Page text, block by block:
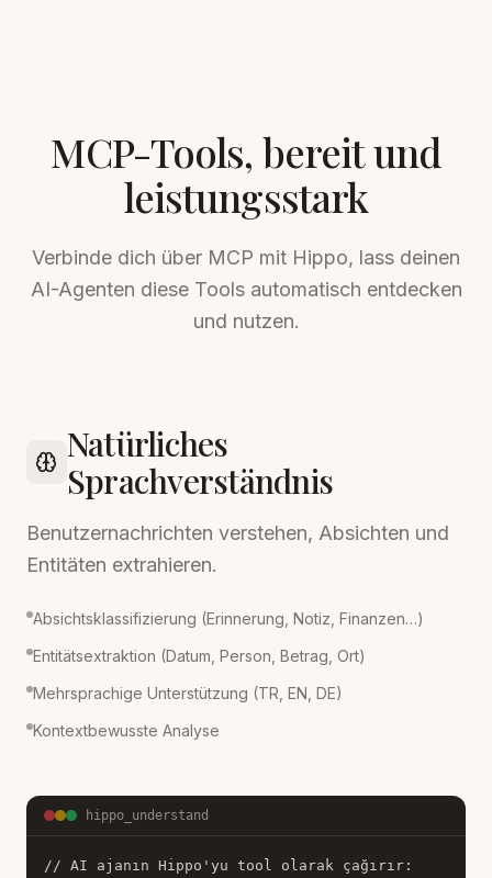
MCP-Tools, bereit und
leistungsstark
Verbinde dich über MCP mit Hippo, lass deinen
AI-Agenten diese Tools automatisch entdecken
und nutzen.
Natürliches
Sprachverständnis
Benutzernachrichten verstehen, Absichten und
Entitäten extrahieren.
Absichtsklassifizierung (Erinnerung, Notiz, Finanzen…)
Entitätsextraktion (Datum, Person, Betrag, Ort)
Mehrsprachige Unterstützung (TR, EN, DE)
Kontextbewusste Analyse
hippo_understand
// AI ajanın Hippo'yu tool olarak çağırır: